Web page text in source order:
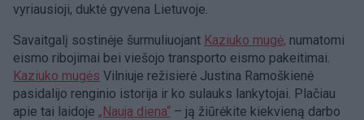
vyriausioji, duktė gyvena Lietuvoje.
Savaitgalį sostinėje šurmuliuojant Kaziuko mugė, numatomi
eismo ribojimai bei viešojo transporto eismo pakeitimai.
Kaziuko mugės Vilniuje režisierė Justina Ramoškienė
pasidalijo renginio istorija ir ko sulauks lankytojai. Plačiau
apie tai laidoje „Nauja diena“ – ją žiūrėkite kiekvieną darbo